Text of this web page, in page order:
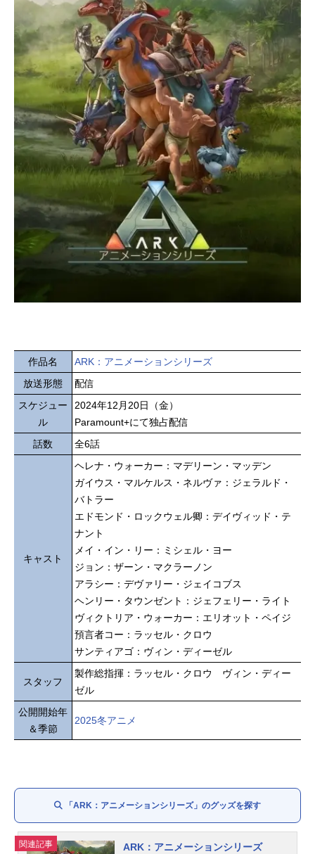
作品名
ARK：アニメーションシリーズ
放送形態
配信
スケジュー
ル
2024年12月20日（金）
Paramount+にて独占配信
話数
全6話
キャスト
ヘレナ・ウォーカー：マデリーン・マッデン
ガイウス・マルケルス・ネルヴァ：ジェラルド・
バトラー
エドモンド・ロックウェル卿：デイヴィッド・テ
ナント
メイ・イン・リー：ミシェル・ヨー
ジョン：ザーン・マクラーノン
アラシー：デヴァリー・ジェイコブス
ヘンリー・タウンゼント：ジェフェリー・ライト
ヴィクトリア・ウォーカー：エリオット・ペイジ
預言者コー：ラッセル・クロウ
サンティアゴ：ヴィン・ディーゼル
スタッフ
製作総指揮：ラッセル・クロウ ヴィン・ディー
ゼル
公開開始年
＆季節
2025冬アニメ
「ARK：アニメーションシリーズ」のグッズを探す
関連記事
ARK：アニメーションシリーズ